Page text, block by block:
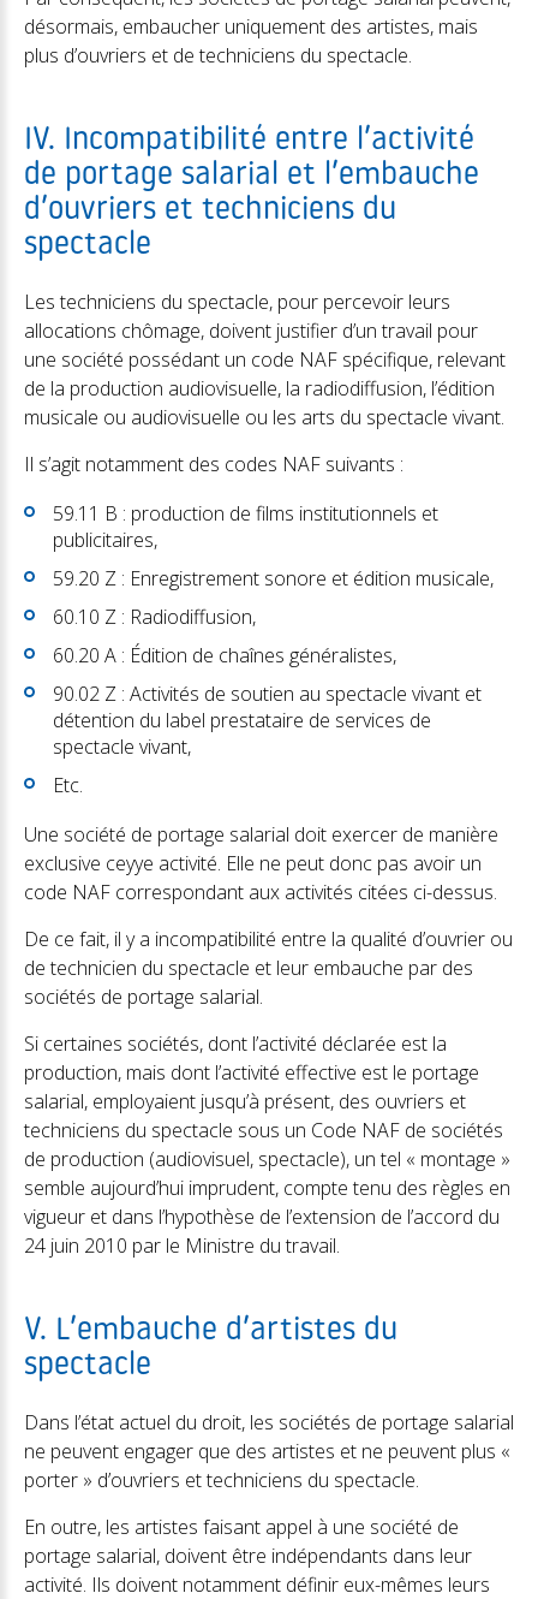
désormais, embaucher uniquement des artistes, mais
plus d’ouvriers et de techniciens du spectacle.
IV. Incompatibilité entre l’activité
de portage salarial et l’embauche
d’ouvriers et techniciens du
spectacle
Les techniciens du spectacle, pour percevoir leurs
allocations chômage, doivent justifier d’un travail pour
une société possédant un code NAF spécifique, relevant
de la production audiovisuelle, la radiodiffusion, l’édition
musicale ou audiovisuelle ou les arts du spectacle vivant.
Il s’agit notamment des codes NAF suivants :
59.11 B : production de films institutionnels et
publicitaires,
59.20 Z : Enregistrement sonore et édition musicale,
60.10 Z : Radiodiffusion,
60.20 A : Édition de chaînes généralistes,
90.02 Z : Activités de soutien au spectacle vivant et
détention du label prestataire de services de
spectacle vivant,
Etc.
Une société de portage salarial doit exercer de manière
exclusive ceyye activité. Elle ne peut donc pas avoir un
code NAF correspondant aux activités citées ci-dessus.
De ce fait, il y a incompatibilité entre la qualité d’ouvrier ou
de technicien du spectacle et leur embauche par des
sociétés de portage salarial.
Si certaines sociétés, dont l’activité déclarée est la
production, mais dont l’activité effective est le portage
salarial, employaient jusqu’à présent, des ouvriers et
techniciens du spectacle sous un Code NAF de sociétés
de production (audiovisuel, spectacle), un tel « montage »
semble aujourd’hui imprudent, compte tenu des règles en
vigueur et dans l’hypothèse de l’extension de l’accord du
24 juin 2010 par le Ministre du travail.
V. L’embauche d’artistes du
spectacle
Dans l’état actuel du droit, les sociétés de portage salarial
ne peuvent engager que des artistes et ne peuvent plus «
porter » d’ouvriers et techniciens du spectacle.
En outre, les artistes faisant appel à une société de
portage salarial, doivent être indépendants dans leur
activité. Ils doivent notamment définir eux-mêmes leurs